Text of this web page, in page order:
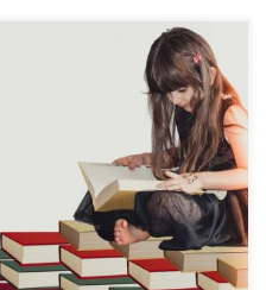
dos concursos anuais de
O Facho: Concurso de Teatro
Xoguetes e brinquedosAutora:
por Manuel Lourenzo,
na peza teatral a